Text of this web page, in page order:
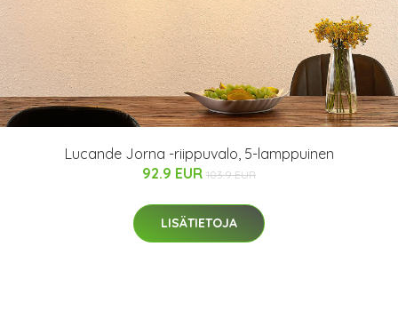
Lucande Jorna -riippuvalo, 5-lamppuinen
92.9 EUR 103.9 EUR
LISÄTIETOJA